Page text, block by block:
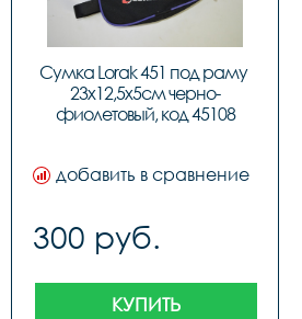
Сумка Lorak 451 под раму
23х12,5х5см черно-
фиолетовый, код 45108
добавить в сравнение
300 руб.
КУПИТЬ